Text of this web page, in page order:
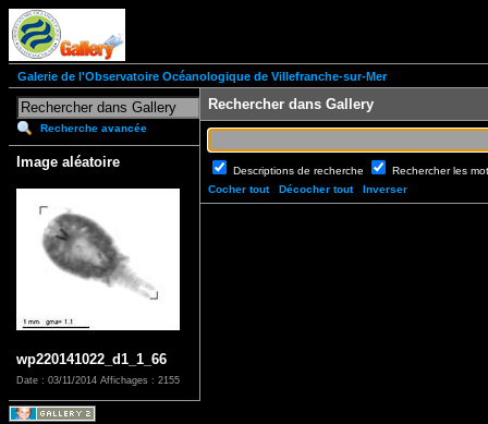
Galerie de l'Observatoire Océanologique de Villefranche-sur-Mer
Recherche avancée
Image aléatoire
wp220141022_d1_1_66
Date : 03/11/2014 Affichages : 2155
Rechercher dans Gallery
Descriptions de recherche
Rechercher les
Cocher tout
Décocher tout Inverser